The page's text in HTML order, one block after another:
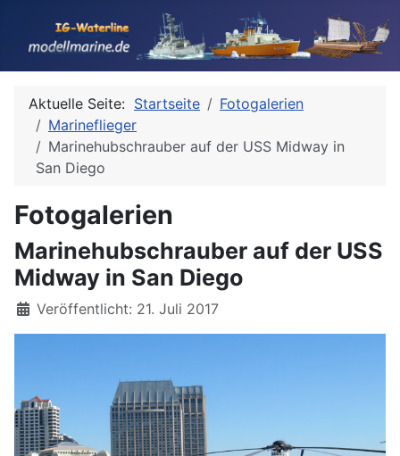
Aktuelle Seite: Startseite
Fotogalerien
Marineflieger
Marinehubschrauber auf der USS Midway in
San Diego
Fotogalerien
Marinehubschrauber auf der USS
Midway in San Diego
Details
Veröffentlicht: 21. Juli 2017